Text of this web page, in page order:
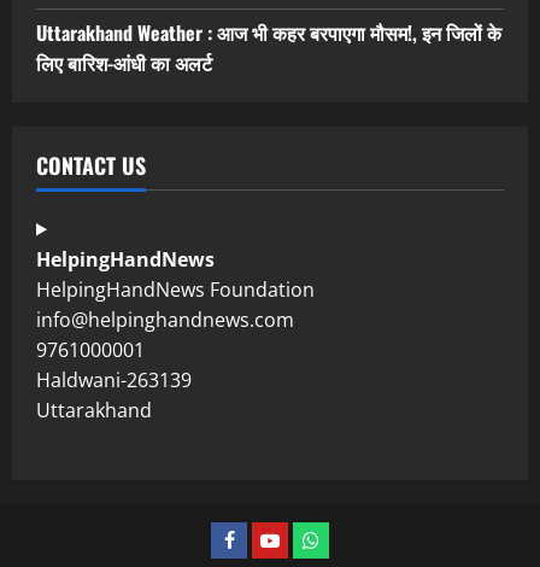
Uttarakhand Weather : आज भी कहर बरपाएगा मौसम!, इन जिलों के
लिए बारिश-आंधी का अलर्ट
CONTACT US
HelpingHandNews
HelpingHandNews Foundation
info@helpinghandnews.com
9761000001
Haldwani-263139
Uttarakhand